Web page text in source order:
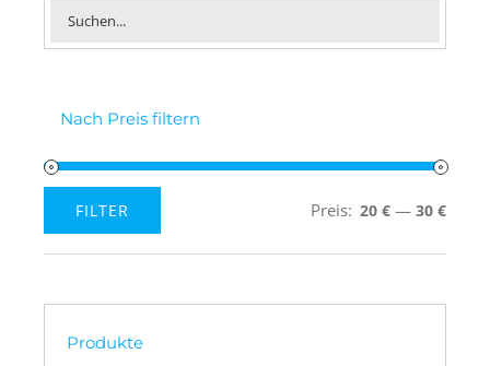
Nach Preis filtern
Preis
Preis
FILTER Preis: 20 € — 30 €
Produkte